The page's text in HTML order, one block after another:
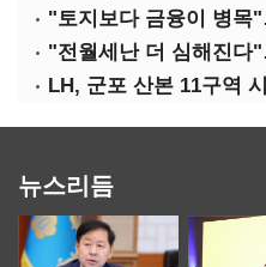
"전월세난 더 심해진
LH, 군포 산본 11구역
뉴스리듬